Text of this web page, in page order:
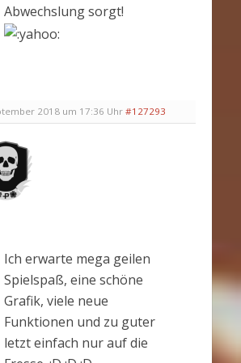
Abwechslung sorgt!
2018 um 17:36 Uhr #127293
Ich erwarte mega geilen
Spielspaß, eine schöne
Grafik, viele neue
Funktionen und zu guter
letzt einfach nur auf die